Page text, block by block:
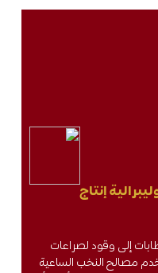
إنتاج
إلى وقود لصراعات
مصالح النخب الساعية